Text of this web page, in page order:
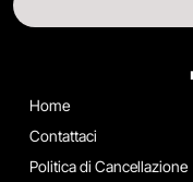
Home
Contattaci
Politica di Cancellazione